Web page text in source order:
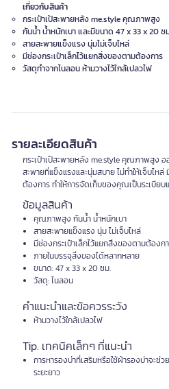
เกี่ยวกับสินค้า
กระเป๋าเป้สะพายหลัง me.style คุณภาพสูง
กันน้ำ น้ำหนักเบา และมีขนาด 47 x 33 x 20 ซ
สายสะพายแข็งแรง นุ่มไม่เจ็บไหล่
มีช่องกระเป๋าเล็กไว้แยกสิ่งของตามต้องการ
วัสดุทำจากไนลอน ห้ามวางไว้ใกล้เปลวไฟ
รายละเอียดสินค้า
กระเป๋าเป้สะพายหลัง me.style คุณภาพสูง
สะพายที่แข็งแรงและนุ่มสบาย ไม่ทำให้เจ็บไห
ต้องการ ทำให้การจัดเก็บของคุณเป็นระเบีย
ข้อมูลสินค้า
คุณภาพสูง กันน้ำ น้ำหนักเบา
สายสะพายแข็งแรง นุ่ม ไม่เจ็บไหล่
มีช่องกระเป๋าเล็กไว้แยกสิ่งของตามต้องก
ภายในบรรจุสิ่งของได้หลากหลาย
ขนาด: 47 x 33 x 20 ซม.
วัสดุ: ไนลอน
คำแนะนำและข้อควรระวัง
ห้ามวางไว้ใกล้เปลวไฟ
Tip. เทคนิคเล็กๆ ที่แนะนำ
การหารองบ่าที่เสริมหรือใช้ผ้ารองบ่าจะช่
ระยะยาว